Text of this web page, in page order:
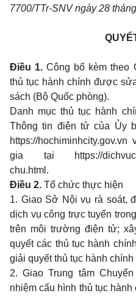
7700/TTr-SNV ngày 28
Điều 1.Công bố kèm theo
thủ tục hành chính được
sách (Bộ Quốc phòng).
Danh mục thủ tục hành
Thông tin điện tử của Ủy
https://
gia tại https://
chu.html.
Điều 2. Tổ chức thực hiện
1. Giao Sở Nội vụ rà soát,
dịch vụ công trực tuyến
trên môi trường điện tử;
quyết các thủ tục hành
giải quyết thủ tục hành chính
2. Giao Trung tâm
nhiệm cấu hình thủ tục